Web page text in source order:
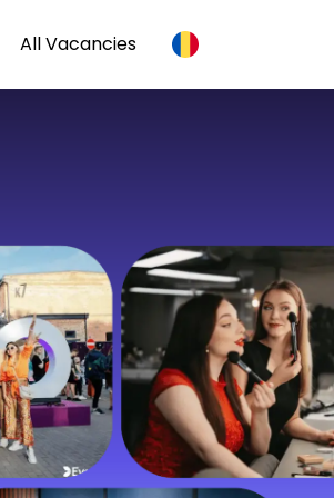
All Vacancies